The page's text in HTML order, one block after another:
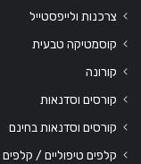
צרכנות ולייפסטייל
קוסמטיקה טבעית
קורונה
קורסים וסדנאות
קורסים וסדנאות בחינם
קלפים טיפוליים /